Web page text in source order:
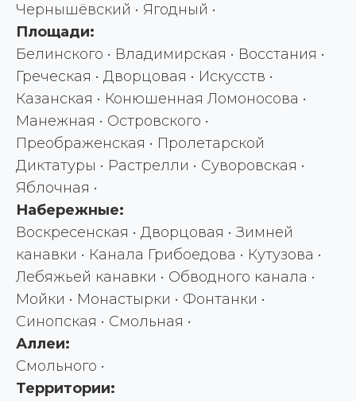
Чернышёвский • Ягодный •
Площади:
Белинского • Владимирская • Восстания •
Греческая • Дворцовая • Искусств •
Казанская • Конюшенная Ломоносова •
Манежная • Островского •
Преображенская • Пролетарской
Диктатуры • Растрелли • Суворовская •
Яблочная •
Набережные:
Воскресенская • Дворцовая • Зимней
канавки • Канала Грибоедова • Кутузова •
Лебяжьей канавки • Обводного канала •
Мойки • Монастырки • Фонтанки •
Синопская • Смольная •
Аллеи:
Смольного •
Территории: